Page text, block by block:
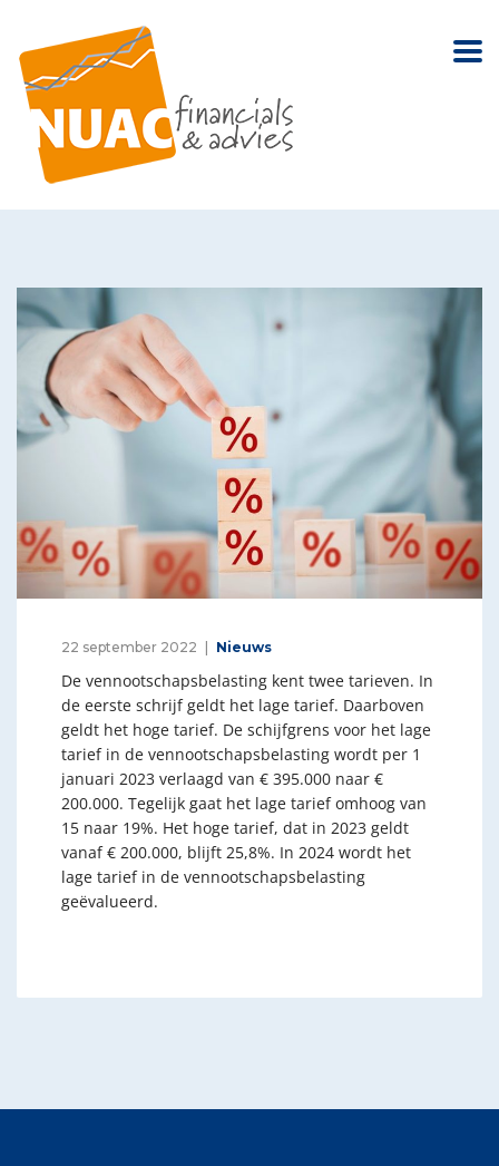
22 september 2022 Nieuws
De vennootschapsbelasting kent twee tarieven. In
de eerste schrijf geldt het lage tarief. Daarboven
geldt het hoge tarief. De schijfgrens voor het lage
tarief in de vennootschapsbelasting wordt per 1
januari 2023 verlaagd van € 395.000 naar €
200.000. Tegelijk gaat het lage tarief omhoog van
15 naar 19%. Het hoge tarief, dat in 2023 geldt
vanaf € 200.000, blijft 25,8%. In 2024 wordt het
lage tarief in de vennootschapsbelasting
geëvalueerd.